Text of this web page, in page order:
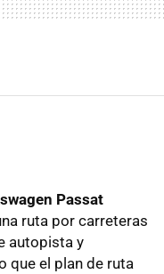
Passat
ruta por carreteras
autopista y
que el plan de ruta